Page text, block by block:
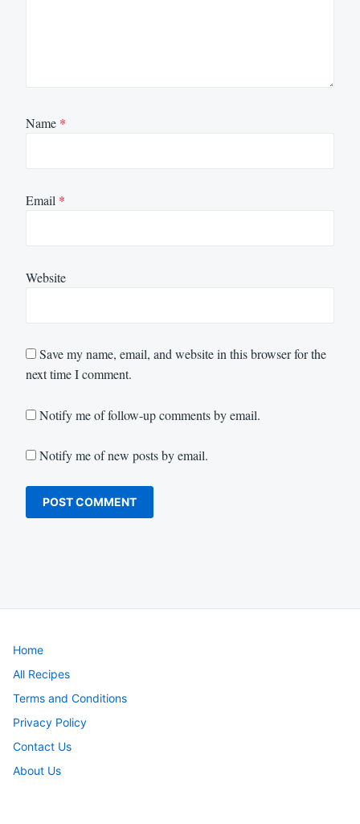
Name *
Email *
Website
Save my name, email, and website in this browser for the
next time I comment.
Notify me of follow-up comments by email.
Notify me of new posts by email.
Home
All Recipes
Terms and Conditions
Privacy Policy
Contact Us
About Us